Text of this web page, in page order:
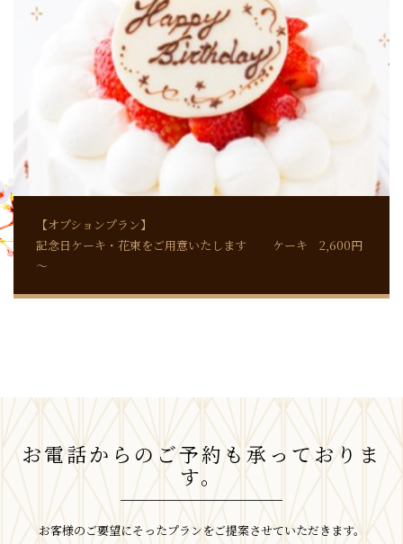
【オプションプラン】
記念日ケーキ・花束をご用意いたします ケーキ 2,600円
～
お電話からのご予約も承っておりま
す。
お客様のご要望にそったプランをご提案させていただきます。